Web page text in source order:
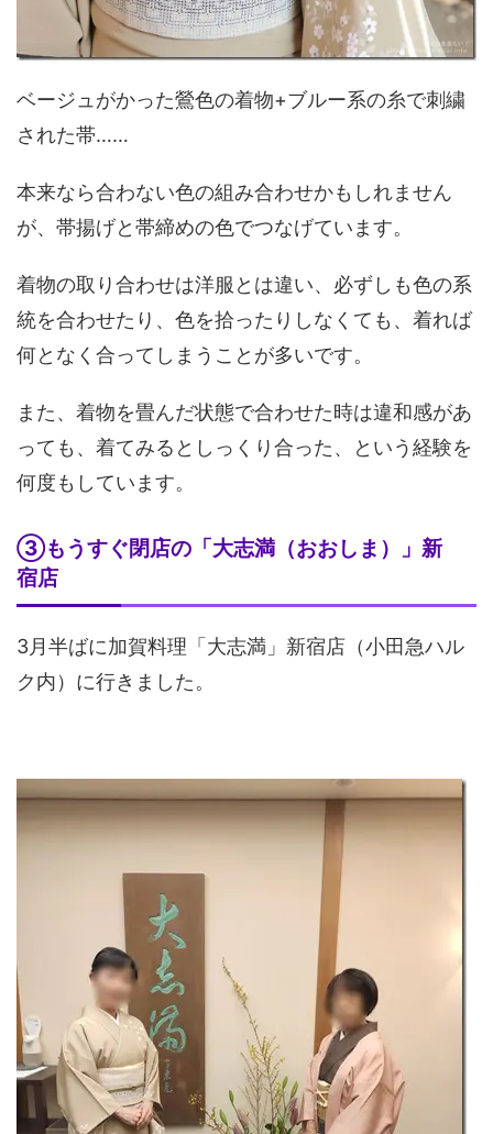
ベージュがかった鶯色の着物+ブルー系の糸で刺繍
された帯……
本来なら合わない色の組み合わせかもしれません
が、帯揚げと帯締めの色でつなげています。
着物の取り合わせは洋服とは違い、必ずしも色の系
統を合わせたり、色を拾ったりしなくても、着れば
何となく合ってしまうことが多いです。
また、着物を畳んだ状態で合わせた時は違和感があ
っても、着てみるとしっくり合った、という経験を
何度もしています。
③もうすぐ閉店の「大志満（おおしま）」新
宿店
3月半ばに加賀料理「大志満」新宿店（小田急ハル
ク内）に行きました。